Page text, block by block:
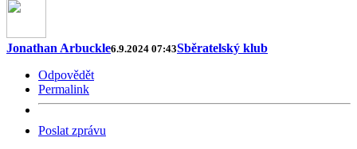
Jonathan Arbuckle6.9.2024 07:43Sběratelský klub
Odpovědět
Permalink
Poslat zprávu